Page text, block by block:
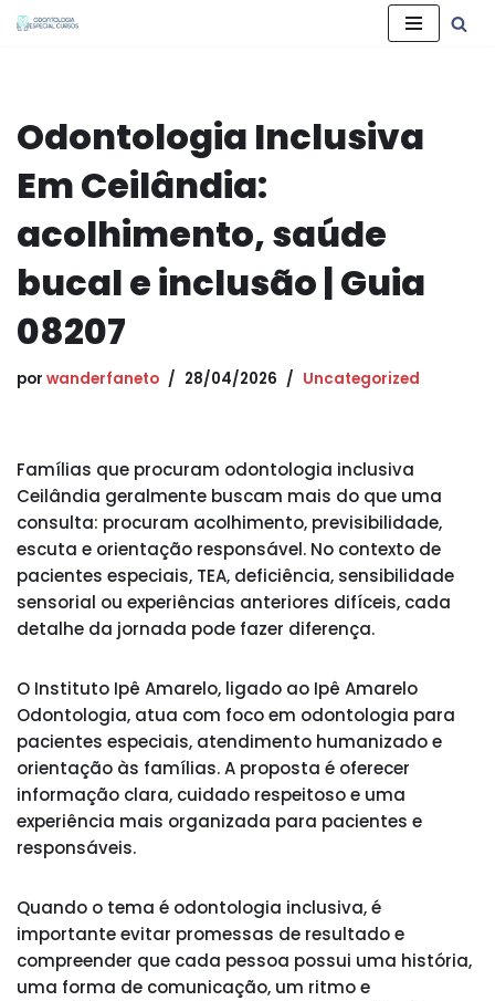
conteúdo
Odontologia Inclusiva
Em Ceilândia:
acolhimento, saúde
bucal e inclusão | Guia
08207
por wanderfaneto 28/04/2026 Uncategorized
Famílias que procuram odontologia inclusiva
Ceilândia geralmente buscam mais do que uma
consulta: procuram acolhimento, previsibilidade,
escuta e orientação responsável. No contexto de
pacientes especiais, TEA, deficiência, sensibilidade
sensorial ou experiências anteriores difíceis, cada
detalhe da jornada pode fazer diferença.
O Instituto Ipê Amarelo, ligado ao Ipê Amarelo
Odontologia, atua com foco em odontologia para
pacientes especiais, atendimento humanizado e
orientação às famílias. A proposta é oferecer
informação clara, cuidado respeitoso e uma
experiência mais organizada para pacientes e
responsáveis.
Quando o tema é odontologia inclusiva, é
importante evitar promessas de resultado e
compreender que cada pessoa possui uma história,
uma forma de comunicação, um ritmo e